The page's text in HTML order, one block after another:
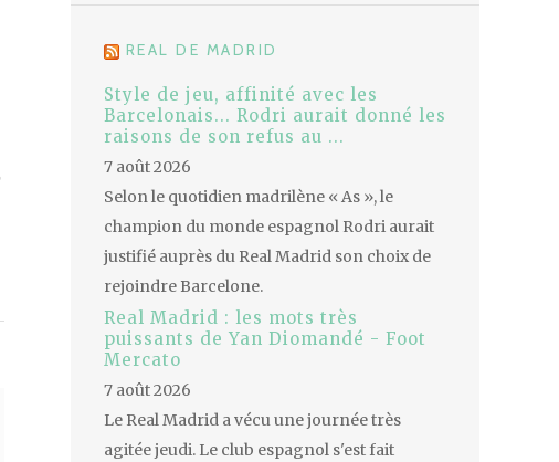
REAL DE MADRID
Style de jeu, affinité avec les
Barcelonais... Rodri aurait donné les
raisons de son refus au ...
7 août 2026
Selon le quotidien madrilène « As », le
champion du monde espagnol Rodri aurait
justifié auprès du Real Madrid son choix de
rejoindre Barcelone.
Real Madrid : les mots très
puissants de Yan Diomandé - Foot
Mercato
7 août 2026
Le Real Madrid a vécu une journée très
agitée jeudi. Le club espagnol s'est fait